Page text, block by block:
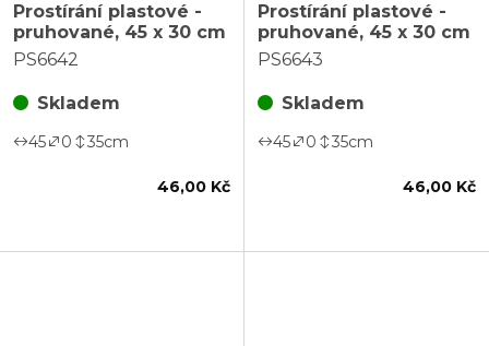
Prostírání plastové -
pruhované, 45 x 30 cm
PS6642
Skladem
45 0 35cm
46,00 Kč
Prostírání plastové -
pruhované, 45 x 30 cm
PS6643
Skladem
45 0 35cm
46,00 Kč